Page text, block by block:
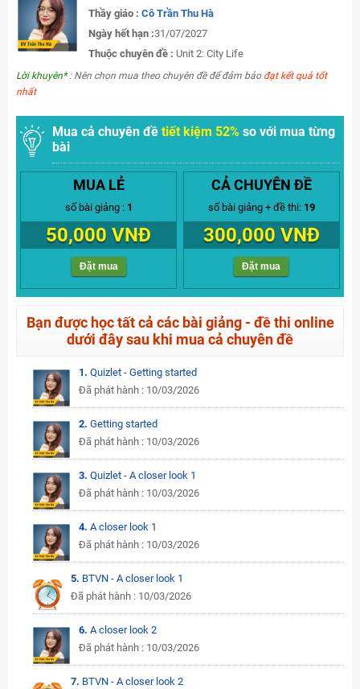
Thầy giáo : Cô Trần Thu Hà
Ngày hết hạn :31/07/2027
Thuộc chuyên đề : Unit 2: City Life
Lời khuyên*: Nên chọn mua theo chuyên đề để đảm bảo đạt kết quả tốt
nhất
Mua cả chuyên đề tiết kiệm 52% so với mua từng
bài
MUA LẺ
số bài giảng : 1
50,000 VNĐ
Đặt mua
CẢ CHUYÊN ĐỀ
số bài giảng + đề thi: 19
300,000 VNĐ
Đặt mua
Bạn được học tất cả các bài giảng - đề thi online
dưới đây sau khi mua cả chuyên đề
1. Quizlet - Getting started
Đã phát hành : 10/03/2026
2. Getting started
Đã phát hành : 10/03/2026
3. Quizlet - A closer look 1
Đã phát hành : 10/03/2026
4. A closer look 1
Đã phát hành : 10/03/2026
5. BTVN - A closer look 1
Đã phát hành : 10/03/2026
6. A closer look 2
Đã phát hành : 10/03/2026
7. BTVN - A closer look 2